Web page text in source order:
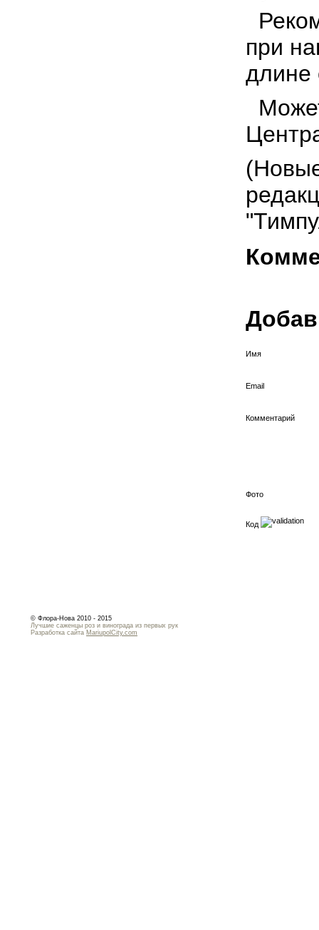
при
длине
Имя
Email
Комментарий
Фото
Код
© Флора-Нова 2010 - 2015
Лучшие саженцы роз и винограда из первых рук
Разработка сайта MariupolCity.com